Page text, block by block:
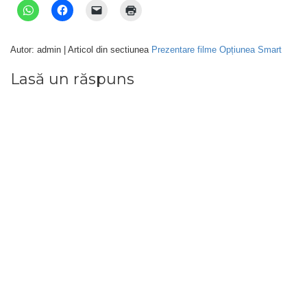
Autor: admin | Articol din sectiunea Prezentare filme Opțiunea Smart
Lasă un răspuns